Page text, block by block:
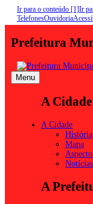
Ir para o conteúdo [1]Ir
TelefonesOuvidoria
Prefeitura
Menu
A Cidade
A Cidade
História
Mapa
Notícias
A